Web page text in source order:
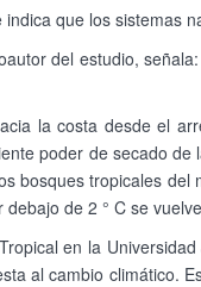
que los sistemas
del estudio,
la costa desde el
poder de secado
bosques tropicales
de 2 ° C se
en la
al cambio climático.